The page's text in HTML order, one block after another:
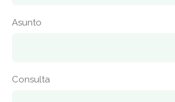
Asunto
Consulta